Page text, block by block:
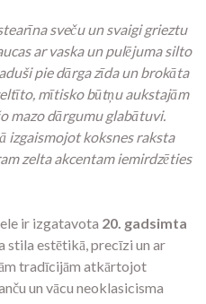
sveču un svaigi grieztu
ar vaska un pulējuma silto
pie dārga zīda un brokāta
mītisko būtņu aukstajām
mazo dārgumu glabātuvi.
izgaismojot koksnes raksta
zelta akcentam iemirdzēties
ir izgatavota 20. gadsimta
stila estētikā, precīzi un ar
tradīcijām atkārtojot
un vācu neoklasicisma